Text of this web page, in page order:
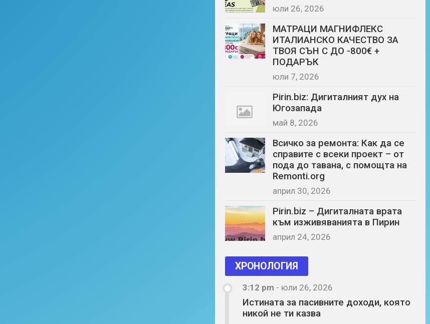
юли 26, 2026
МАТРАЦИ МАГНИФЛЕКС
ИТАЛИАНСКО КАЧЕСТВО ЗА
ТВОЯ СЪН С ДО -800€ +
ПОДАРЪК
юли 7, 2026
Pirin.biz: Дигиталният дух на
Югозапада
май 8, 2026
Всичко за ремонта: Как да се
справите с всеки проект – от
пода до тавана, с помощта на
Remonti.org
април 30, 2026
Pirin.biz – Дигиталната врата
към изживяванията в Пирин
април 24, 2026
ХРОНОЛОГИЯ
3:12 pm - юли 26, 2026
Истината за пасивните доходи, която
никой не ти казва